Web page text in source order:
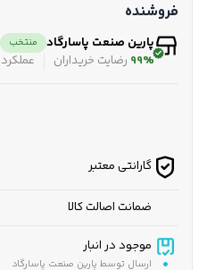
فروشنده
پارین صنعت پاسارگاد منتخب
99% رضایت خریداران عملکرد
گارانتی معتبر
ضمانت اصالت کالا
موجود در انبار
ارسال توسط پارین صنعت پاسارگاد